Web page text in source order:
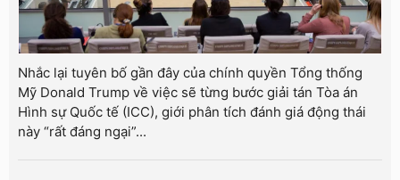
Nhắc lại tuyên bố gần đây của chính quyền Tổng thống
Mỹ Donald Trump về việc sẽ từng bước giải tán Tòa án
Hình sự Quốc tế (ICC), giới phân tích đánh giá động thái
này “rất đáng ngại”...